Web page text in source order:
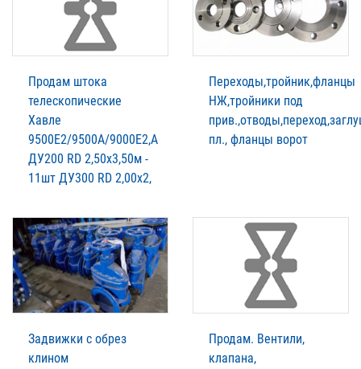
Продам штока
телескопические
Хавле
9500Е2/9500А/9000Е2,А
ДУ200 RD 2,50х3,50м -
11шт ДУ300 RD 2,00х2,
Переходы,тройник,фланцы
НЖ,тройники под
пл., фланцы ворот
Задвижки с обрез
клином
Продам. Вентили,
клапана,